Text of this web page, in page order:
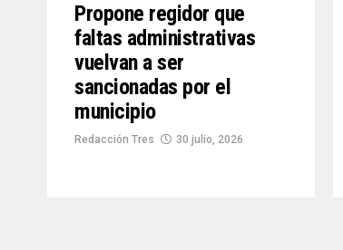
Propone regidor que
faltas administrativas
vuelvan a ser
sancionadas por el
municipio
Redacción Tres 30 julio, 2026